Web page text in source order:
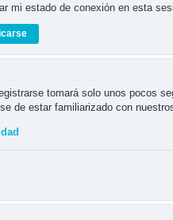
mi estado de conexión en esta
tomará solo unos pocos
de estar familiarizado con